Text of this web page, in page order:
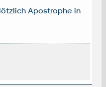
Apostrophe in